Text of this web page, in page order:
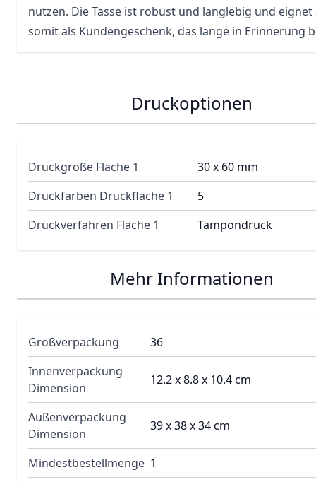
nutzen. Die Tasse ist robust und langlebig und eignet
somit als Kundengeschenk, das lange in Erinnerung
Druckoptionen
Druckgröße Fläche 1
30 x 60 mm
Druckfarben Druckfläche 1
5
Druckverfahren Fläche 1
Tampondruck
Mehr Informationen
Großverpackung
36
Innenverpackung
Dimension
12.2 x 8.8 x 10.4 cm
Außenverpackung
Dimension
39 x 38 x 34 cm
Mindestbestellmenge 1